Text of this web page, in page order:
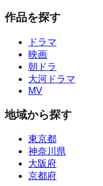
作品を探す
ドラマ
映画
朝ドラ
大河ドラマ
MV
地域から探す
東京都
神奈川県
大阪府
京都府